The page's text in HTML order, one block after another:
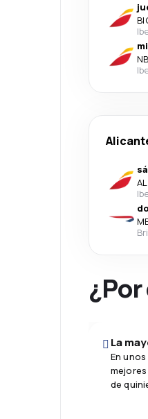
La
En
de